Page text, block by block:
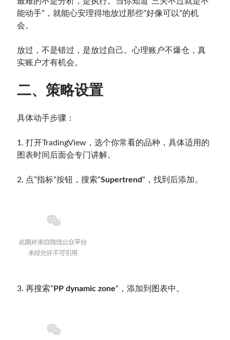
能动手”，就能心安理得地放过那些”好像可以”的机
会。
放过，不是错过，是放过自己。心理账户不爆仓，真
实账户才有机会。
二、策略设置
具体动手步骤：
1. 打开TradingView，选个你常看的品种，具体适用的
图表时间后面会专门讲解。
2. 点”指标”按钮，搜索”Supertrend“，找到后添加。
3. 再搜索” PP dynamic zone“，添加到图表中。